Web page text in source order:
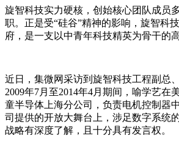
旋智科技实力硬核，创始核心团队成员
职。正是受“硅谷”精神的影响，旋智科
府，是一支以中青年科技精英为骨干的
近日，集微网采访到旋智科技工程副总
2009年7月至2014年4月期间，喻学艺
童半导体上海分公司，负责电机控制器
司提供的开放大舞台上，涉足数字系统
战略有深度了解，且十分具有发言权。